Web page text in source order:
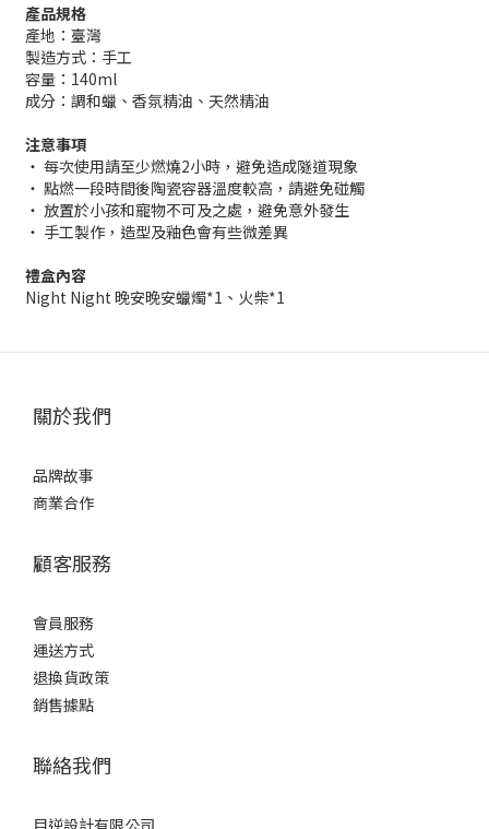
產品規格
產地：臺灣
製造方式：手工
容量：140ml
成分：調和蠟、香氛精油、天然精油
注意事項
・ 每次使用請至少燃燒2小時，避免造成隧道現象
・ 點燃一段時間後陶瓷容器溫度較高，請避免碰觸
・ 放置於小孩和寵物不可及之處，避免意外發生
・ 手工製作，造型及釉色會有些微差異
禮盒內容
Night Night 晚安晚安蠟燭*1、火柴*1
關於我們
品牌故事
商業合作
顧客服務
會員服務
運送方式
退換貨政策
銷售據點
聯絡我們
目逆設計有限公司